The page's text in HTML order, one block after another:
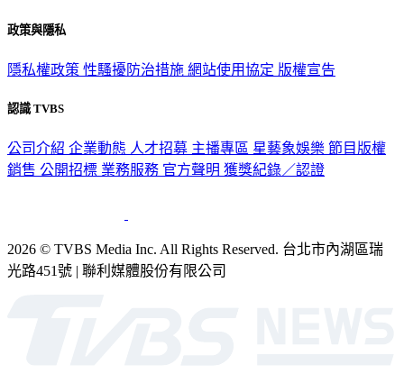
政策與隱私
隱私權政策 性騷擾防治措施 網站使用協定 版權宣告
認識 TVBS
公司介紹 企業動態 人才招募 主播專區 星藝象娛樂 節目版權
銷售 公開招標 業務服務 官方聲明 獲獎紀錄／認證
2026 © TVBS Media Inc. All Rights Reserved. 台北市內湖區瑞
光路451號 | 聯利媒體股份有限公司